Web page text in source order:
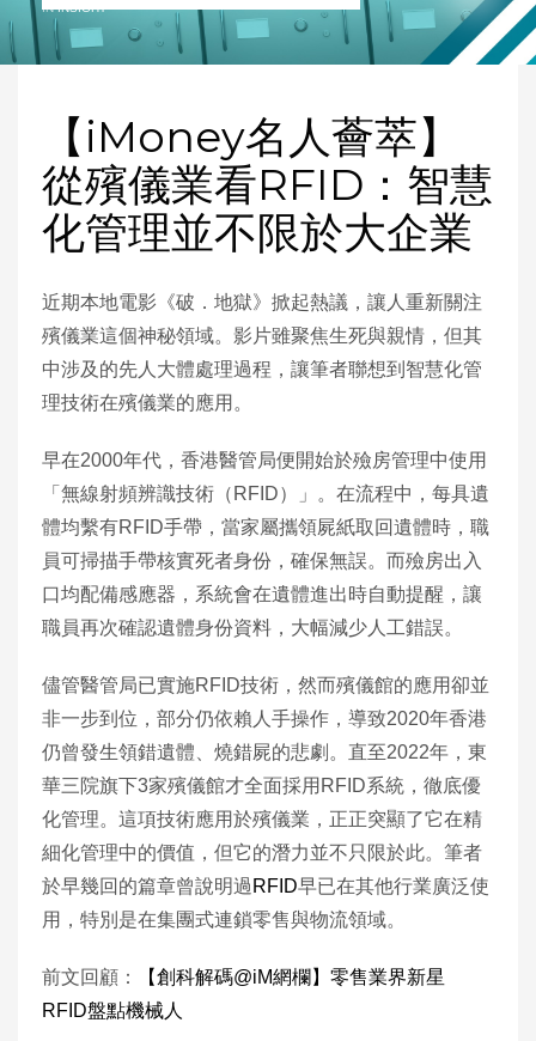
ININSIGHT
【iMoney名人薈萃】
從殯儀業看RFID：智慧
化管理並不限於大企業
近期本地電影《破．地獄》掀起熱議，讓人重新關注
殯儀業這個神秘領域。影片雖聚焦生死與親情，但其
中涉及的先人大體處理過程，讓筆者聯想到智慧化管
理技術在殯儀業的應用。
早在2000年代，香港醫管局便開始於殮房管理中使用
「無線射頻辨識技術（RFID）」。在流程中，每具遺
體均繫有RFID手帶，當家屬攜領屍紙取回遺體時，職
員可掃描手帶核實死者身份，確保無誤。而殮房出入
口均配備感應器，系統會在遺體進出時自動提醒，讓
職員再次確認遺體身份資料，大幅減少人工錯誤。
儘管醫管局已實施RFID技術，然而殯儀館的應用卻並
非一步到位，部分仍依賴人手操作，導致2020年香港
仍曾發生領錯遺體、燒錯屍的悲劇。直至2022年，東
華三院旗下3家殯儀館才全面採用RFID系統，徹底優
化管理。這項技術應用於殯儀業，正正突顯了它在精
細化管理中的價值，但它的潛力並不只限於此。筆者
於早幾回的篇章曾說明過 RFID早已在其他行業廣泛使
用，特別是在集團式連鎖零售與物流領域。
前文回顧：
【創科解碼@iM網欄】零售業界新星
RFID盤點機械人